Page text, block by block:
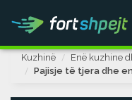
Kuzhinë
Enë kuzhine
Pajisje të tjera dhe